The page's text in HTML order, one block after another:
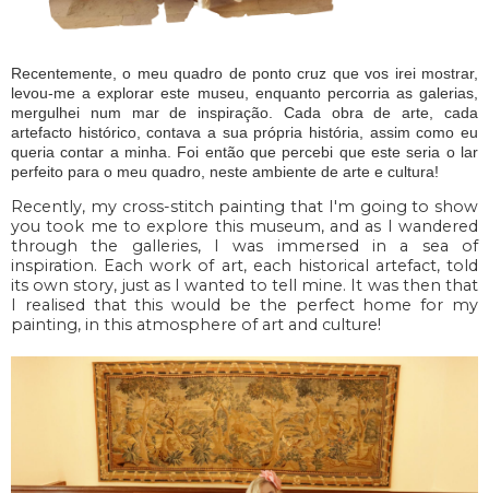
Recentemente, o meu quadro de ponto cruz que vos irei mostrar,
levou-me a explorar este museu, enquanto percorria as galerias,
mergulhei num mar de inspiração. Cada obra de arte, cada
artefacto histórico, contava a sua própria história, assim como eu
queria contar a minha. Foi então que percebi que este seria o lar
perfeito para o meu quadro, neste ambiente de arte e cultura!
Recently, my cross-stitch painting that I'm going to show
you took me to explore this museum, and as I wandered
through the galleries, I was immersed in a sea of
inspiration. Each work of art, each historical artefact, told
its own story, just as I wanted to tell mine. It was then that
I realised that this would be the perfect home for my
painting, in this atmosphere of art and culture!